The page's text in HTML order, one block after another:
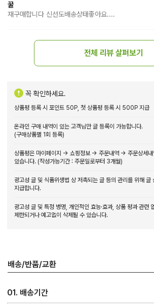
꿀
재구매합니다 신선도배송상태좋아요....
전체 리뷰 살펴보기
꼭 확인하세요.
상품평 등록 시 포인트 50P, 첫 상품평 등록 시 500P 지급
온라인 구매 내역이 있는 고객님만 글 등록이 가능합니다.
(구매상품별 1회 등록)
상품평은 마이페이지 → 쇼핑정보 → 주문내역 → 주문상세내
있습니다. (작성가능기간 : 주문일로부터 3개월)
광고성 글 및 식품위생법 상 저촉되는 글 등의 관리를 위해 글
지급합니다.
광고성 글 및 특정 병명, 개인적인 효능·효과, 상품 평과 관련
제한되거나 예고없이 삭제될 수 있습니다.
배송/반품/교환
01. 배송기간